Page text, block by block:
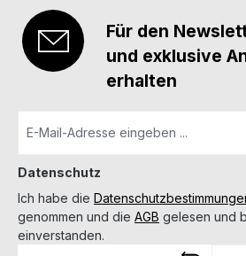
Für den
und exklusive
erhalten
Datenschutz
Ich habe die
genommen und die AGB gelesen und
einverstanden.